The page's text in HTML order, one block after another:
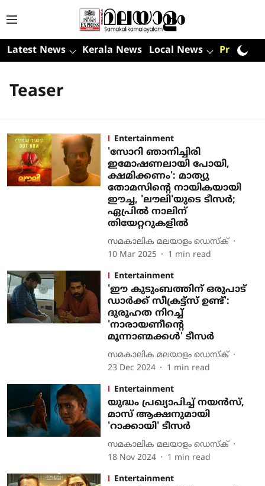
Latest News Kerala News Local News Premium
Teaser
Entertainment
'സോറി ഞാനിച്ചിരി
ഇമോഷണലായി പോയി,
ക്ഷമിക്കണം': മാത്യു
തോമസിന്റെ നായികയായി
ഈച്ച, 'ലൗലി'യുടെ ടീസര്‍;
ഏപ്രില്‍ നാലിന്
തിയേറ്ററുകളില്‍
സമകാലിക മലയാളം ഡെസ്ക്
10 Mar 2025
1 min read
Entertainment
'ഈ കുടുംബത്തിന് ഒരുപാട്
ഡാര്‍ക്ക്‌ സീക്രട്ട്സ് ഉണ്ട്':
ദുരൂഹത നിറച്ച്
'നാരായണീന്‍റെ
മൂന്നാണ്മക്കൾ' ടീസർ
സമകാലിക മലയാളം ഡെസ്ക്
23 Dec 2024
1 min read
Entertainment
യുദ്ധം പ്രഖ്യാപിച്ച് നയന്‍സ്,
മാസ് ആക്ഷനുമായി
'റാക്കായി' ടീസര്‍
സമകാലിക മലയാളം ഡെസ്ക്
18 Nov 2024
1 min read
Entertainment